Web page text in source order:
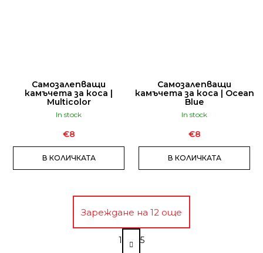
Самозалепващи
камъчета за коса |
Multicolor
In stock
€8
В КОЛИЧКАТА
Самозалепващи
камъчета за коса | Ocean
Blue
In stock
€8
В КОЛИЧКАТА
Зареждане на 12 още
П
а
1 5